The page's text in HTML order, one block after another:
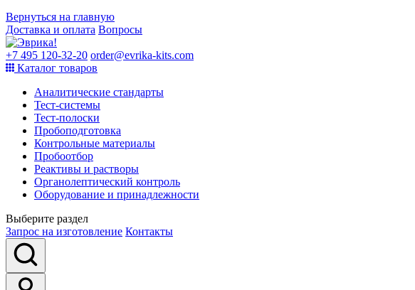
Вернуться на главную
Доставка и оплата Вопросы
+7 495 120-32-20 order@evrika-kits.com
Каталог товаров
Аналитические стандарты
Тест-системы
Тест-полоски
Пробоподготовка
Контрольные материалы
Пробоотбор
Реактивы и растворы
Органолептический контроль
Оборудование и принадлежности
Выберите раздел
Запрос на изготовление Контакты